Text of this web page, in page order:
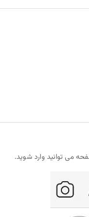
می توانید وارد شوید.